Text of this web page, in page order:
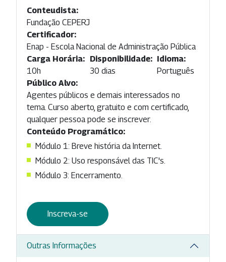
Conteudista:
Fundação CEPERJ
Certificador:
Enap - Escola Nacional de Administração Pública
Carga Horária:
10h
Disponibilidade:
30 dias
Idioma:
Português
Público Alvo:
Agentes públicos e demais interessados no
tema. Curso aberto, gratuito e com certificado,
qualquer pessoa pode se inscrever.
Conteúdo Programático:
Módulo 1: Breve história da Internet.
Módulo 2: Uso responsável das TIC's.
Módulo 3: Encerramento.
Inscreva-se
Outras Informações